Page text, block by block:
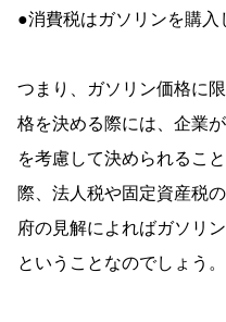
●消費税はガソリンを購
つまり、ガソリン価格に
格を決める際には、企業
を考慮して決められるこ
際、法人税や固定資産税
府の見解によればガソリ
ということなのでしょう。